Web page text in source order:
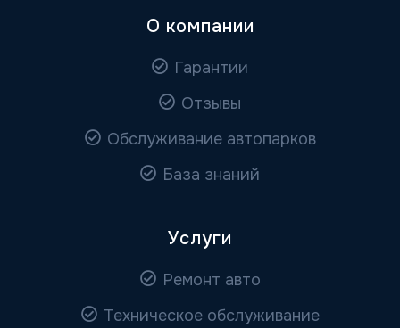
О компании
Гарантии
Отзывы
Обслуживание автопарков
База знаний
Услуги
Ремонт авто
Техническое обслуживание